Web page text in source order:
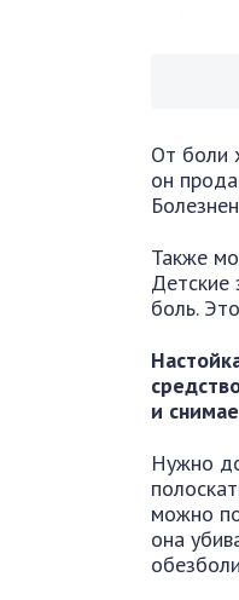
От боли
он
Также
Детские
боль.
и
Нужно
можно
она